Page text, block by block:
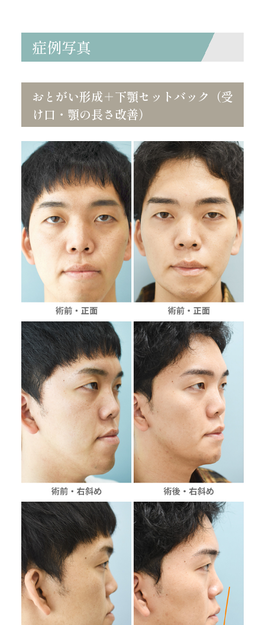
症例写真
おとがい形成＋下顎セットバック（受
け口・顎の長さ改善）